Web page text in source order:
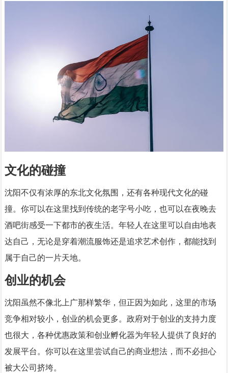
文化的碰撞
沈阳不仅有浓厚的东北文化氛围，还有各种现代文化的碰
撞。你可以在这里找到传统的老字号小吃，也可以在夜晚去
酒吧街感受一下都市的夜生活。年轻人在这里可以自由地表
达自己，无论是穿着潮流服饰还是追求艺术创作，都能找到
属于自己的一片天地。
创业的机会
沈阳虽然不像北上广那样繁华，但正因为如此，这里的市场
竞争相对较小，创业的机会更多。政府对于创业的支持力度
也很大，各种优惠政策和创业孵化器为年轻人提供了良好的
发展平台。你可以在这里尝试自己的商业想法，而不必担心
被大公司挤垮。